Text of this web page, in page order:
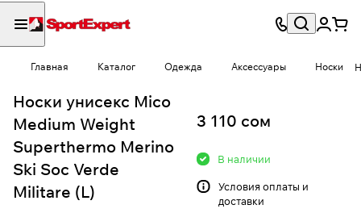
Главная Каталог Одежда Аксессуары Носки
Носки унисекс Mico
Medium Weight
Superthermo Merino
Ski Soc Verde
Militare (L)
3 110 сом
В наличии
Условия оплаты и
доставки